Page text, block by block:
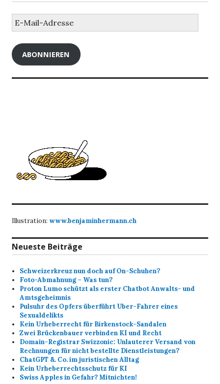
Mail-
ABONNIEREN
Illustration: www.benjaminhermann.ch
Neueste Beiträge
Schweizerkreuz nun doch auf On-Schuhen?
Foto-Abmahnung – Was tun?
Proton Lumo schützt als erster Chatbot Anwalts- und
Amtsgeheimnis
Pulsuhr des Opfers überführt Uber-Fahrer eines
Sexualdelikts
Kein Urheberrecht für Birkenstock-Sandalen
Zwei Brückenbauer verbinden KI und Recht
Domain-Registrar Swizzonic: Unlauterer Versand von
Rechnungen für nicht bestellte Dienstleistungen?
ChatGPT &. Co. im juristischen Alltag
Kein Urheberrechtsschutz für KI
Swiss Apples in Gefahr? Mitnichten!